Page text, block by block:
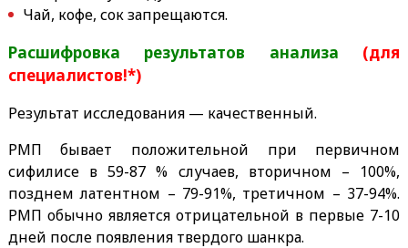
Чай, кофе, сок запрещаются.
Расшифровка результатов анализа (для
специалистов!*)
Результат исследования — качественный.
РМП бывает положительной при первичном
сифилисе в 59-87 % случаев, вторичном – 100%,
позднем латентном – 79-91%, третичном – 37-94%.
РМП обычно является отрицательной в первые 7-10
дней после появления твердого шанкра.